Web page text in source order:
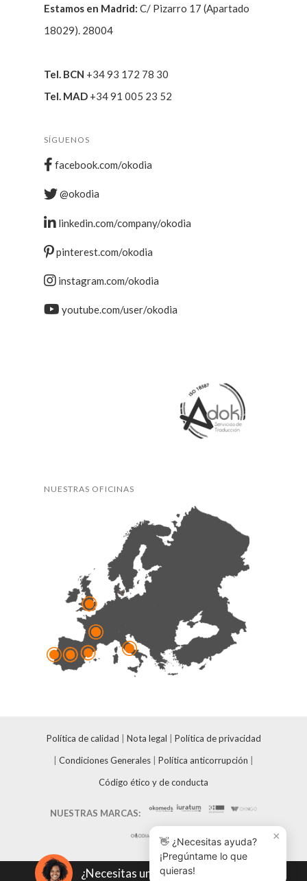
Estamos en Madrid: C/ Pizarro 17 (Apartado
18029). 28004
Tel. BCN +34 93 172 78 30
Tel. MAD +34 91 005 23 52
SÍGUENOS
facebook.com/okodia
@okodia
linkedin.com/company/okodia
pinterest.com/okodia
instagram.com/okodia
youtube.com/user/okodia
NUESTRAS OFICINAS
Política de calidad Nota legal
Política de privacidad
Condiciones Generales Política anticorrupción
Código ético y de conducta
NUESTRAS MARCAS:
×
👋 ¿Necesitas ayuda?
¡Pregúntame lo que
quieras!
¿Necesitas un presupuesto?